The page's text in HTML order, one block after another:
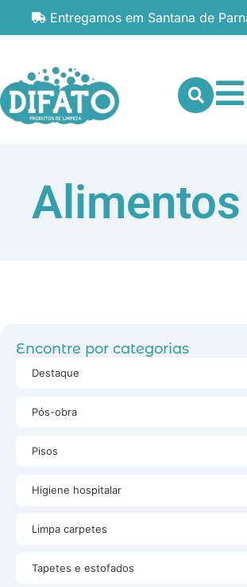
Entregamos em Santana de
Alimentos
Encontre por categorias
Destaque
Pós-obra
Pisos
Higiene hospitalar
Limpa carpetes
Tapetes e estofados